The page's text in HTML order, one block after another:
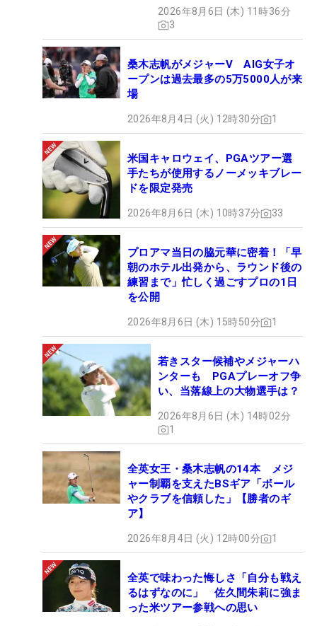
2026年8月6日 (木) 11時36分
3
桑木志帆がメジャーV AIG女子オ
ープンは過去最多の5万5000人が来
場
2026年8月4日 (火) 12時30分 1
米国キャロウェイ、PGAツアー選
手たちが使用するノーメッキブレー
ドを限定発売
2026年8月6日 (木) 10時37分 33
プロアマ当日の脇元華に密着！「早
朝のホテル出発から、ラウンド後の
練習まで」忙しく過ごすプロの1日
を公開
2026年8月6日 (木) 15時50分 1
若きスター候補やメジャーハ
ンターも PGAプレーオフ争
い、当落線上の大物選手は？
2026年8月6日 (木) 14時02分
1
全英女王・桑木志帆の14本 メジ
ャー制覇を支えたBSギア「ボール
やクラブを信頼した」【勝者のギ
ア】
2026年8月4日 (火) 12時00分 1
全英で味わった悔しさ「自分も戦え
るはずなのに」 佐久間朱莉に強ま
った米ツアー参戦への思い